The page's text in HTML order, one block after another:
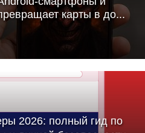
карты в до...
2026: полный гид по